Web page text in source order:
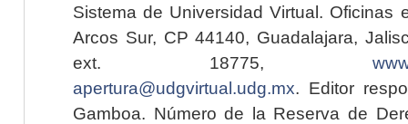
Sistema de Universidad Virtual. Oficinas
Arcos Sur, CP 44140, Guadalajara,
ext. 18775,
apertura@udgvirtual.udg.mx. Editor
Gamboa. Número de la Reserva de